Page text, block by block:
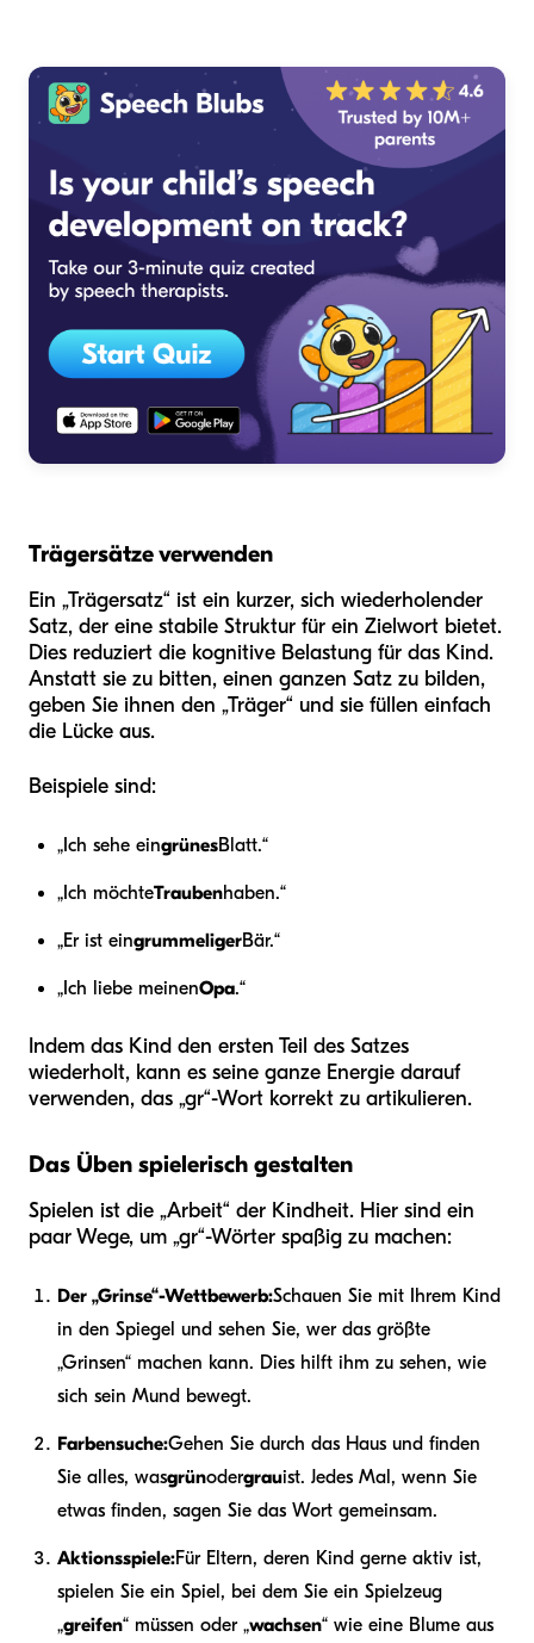
Trägersätze verwenden
Ein „Trägersatz“ ist ein kurzer, sich wiederholender
Satz, der eine stabile Struktur für ein Zielwort bietet.
Dies reduziert die kognitive Belastung für das Kind.
Anstatt sie zu bitten, einen ganzen Satz zu bilden,
geben Sie ihnen den „Träger“ und sie füllen einfach
die Lücke aus.
Beispiele sind:
„Ich sehe eingrünesBlatt.“
„Ich möchteTraubenhaben.“
„Er ist eingrummeligerBär.“
„Ich liebe meinenOpa.“
Indem das Kind den ersten Teil des Satzes
wiederholt, kann es seine ganze Energie darauf
verwenden, das „gr“-Wort korrekt zu artikulieren.
Das Üben spielerisch gestalten
Spielen ist die „Arbeit“ der Kindheit. Hier sind ein
paar Wege, um „gr“-Wörter spaßig zu machen:
Der „Grinse“-Wettbewerb:Schauen Sie mit Ihrem Kind
in den Spiegel und sehen Sie, wer das größte
„Grinsen“ machen kann. Dies hilft ihm zu sehen, wie
sich sein Mund bewegt.
Farbensuche:Gehen Sie durch das Haus und finden
Sie alles, wasgrünodergrauist. Jedes Mal, wenn Sie
etwas finden, sagen Sie das Wort gemeinsam.
Aktionsspiele:Für Eltern, deren Kind gerne aktiv ist,
spielen Sie ein Spiel, bei dem Sie ein Spielzeug
„greifen“ müssen oder „wachsen“ wie eine Blume aus